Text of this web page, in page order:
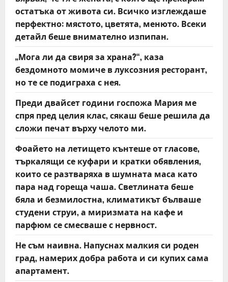
o
n
остатъка от живота си. Всичко изглеждаше
перфектно: мястото, цветята, менюто. Всеки
детайл беше внимателно изпипан.
„Мога ли да свиря за храна?“, каза
бездомното момиче в луксозния ресторант,
но те се подиграха с нея.
Преди двайсет години госпожа Мария ме
спря пред целия клас, сякаш беше решила да
сложи печат върху челото ми.
Фоайето на летището кънтеше от гласове,
търкалящи се куфари и кратки обявления,
които се разтваряха в шумната маса като
пара над гореща чаша. Светлината беше
бяла и безмилостна, климатикът бълваше
студени струи, а миризмата на кафе и
парфюм се смесваше с нервност.
Не съм наивна. Напуснах малкия си роден
град, намерих добра работа и си купих сама
апартамент.